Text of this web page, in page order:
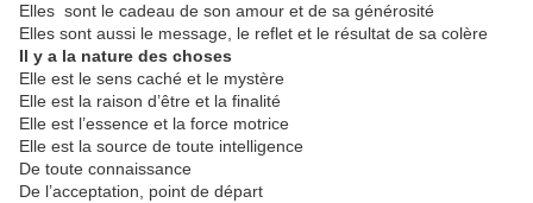
Elles sont le cadeau de son amour et de sa générosité
Elles sont aussi le message, le reflet et le résultat de sa colère
Il y a la nature des choses
Elle est le sens caché et le mystère
Elle est la raison d’être et la finalité
Elle est l’essence et la force motrice
Elle est la source de toute intelligence
De toute connaissance
De l’acceptation, point de départ